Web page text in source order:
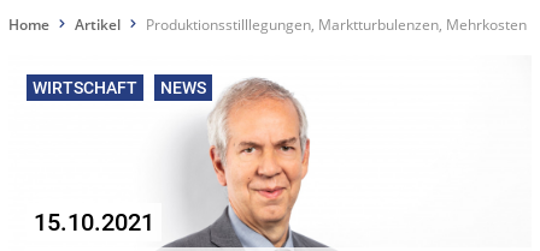
Home Artikel Produktionsstilllegungen, Marktturbulenzen, Mehrkosten
WIRTSCHAFT NEWS
15.10.2021